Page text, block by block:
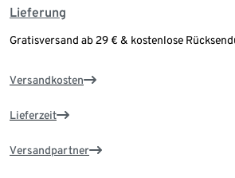
Lieferung
Gratisversand ab 29 € & kostenlose
Versandkosten
Lieferzeit
Versandpartner